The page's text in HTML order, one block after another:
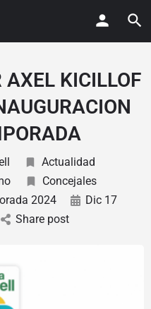
AXEL KICILLOF
Actualidad
Concejales
2024
Dic 17
Share post